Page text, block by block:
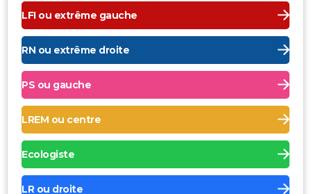
LFI ou extrême gauche
RN ou extrême droite
PS ou gauche
LREM ou centre
Ecologiste
LR ou droite